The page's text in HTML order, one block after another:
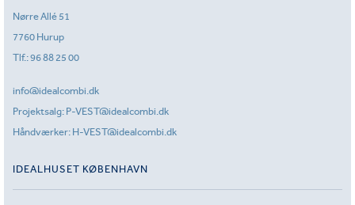
Nørre Allé 51
7760 Hurup
Tlf.:96 88 25 00
info@idealcombi.dk
Projektsalg: P-VEST@idealcombi.dk
Håndværker: H-VEST@idealcombi.dk
IDEALHUSET KØBENHAVN